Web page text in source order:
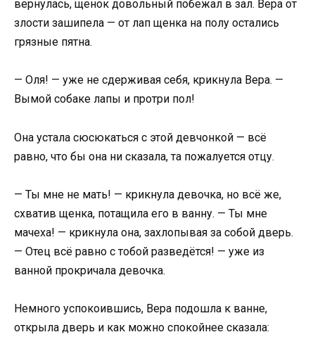
вернулась, щенок довольный побежал в зал. Вера от
злости зашипела — от лап щенка на полу остались
грязные пятна.
— Оля! — уже не сдерживая себя, крикнула Вера. —
Вымой собаке лапы и протри пол!
Она устала сюсюкаться с этой девчонкой — всё
равно, что бы она ни сказала, та пожалуется отцу.
— Ты мне не мать! — крикнула девочка, но всё же,
схватив щенка, потащила его в ванну. — Ты мне
мачеха! — крикнула она, захлопывая за собой дверь.
— Отец всё равно с тобой разведётся! — уже из
ванной прокричала девочка.
Немного успокоившись, Вера подошла к ванне,
открыла дверь и как можно спокойнее сказала: